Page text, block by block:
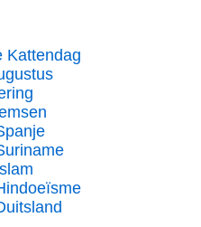
Kattendag